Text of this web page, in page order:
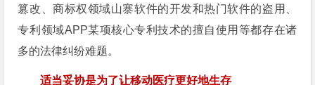
篡改、商标权领域山寨软件的开发和热门软件的盗用、
专利领域APP某项核心专利技术的擅自使用等都存在诸
多的法律纠纷难题。
适当妥协是为了让移动医疗更好地生存